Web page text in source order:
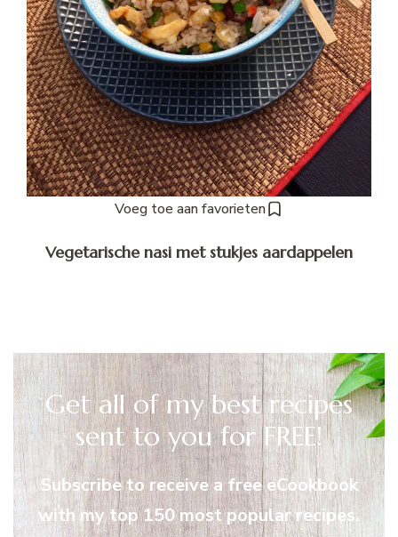
Voeg toe aan favorieten
Vegetarische nasi met stukjes aardappelen
Get all of my best recipes
sent to you for FREE!
Subscribe to receive a free eCookbook
with my top 150 most popular recipes.